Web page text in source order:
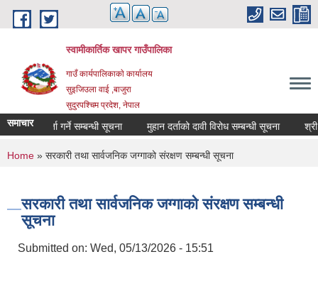
Skip to main content
स्वामीकार्तिक खापर गाउँपालिका
गाउँ कार्यपालिकाकाे कार्यालय
सुइजिउला वाई ,बाजुरा
सुदुरपश्चिम प्रदेश, नेपाल
समाचार
सूची दर्ता गर्ने सम्बन्धी सूचना मुहान दर्ताको दावी विरोध सम्बन्धी सूचना
You are here
Home » सरकारी तथा सार्वजनिक जग्गाको संरक्षण सम्बन्धी सूचना
सरकारी तथा सार्वजनिक जग्गाको संरक्षण सम्बन्धी
सूचना
Submitted on: Wed, 05/13/2026 - 15:51